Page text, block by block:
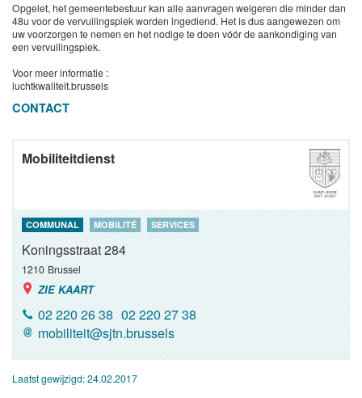
Opgelet, het gemeentebestuur kan alle aanvragen weigeren die minder dan
48u voor de vervuilingspiek worden ingediend. Het is dus aangewezen om
uw voorzorgen te nemen en het nodige te doen vóór de aankondiging van
een vervuilingspiek.
Voor meer informatie :
luchtkwaliteit.brussels
CONTACT
Mobiliteitdienst
COMMUNAL MOBILITÉ SERVICES
Koningsstraat 284
1210 Brussel
ZIE KAART
02 220 26 38 02 220 27 38
mobiliteit@sjtn.brussels
Laatst gewijzigd:24.02.2017